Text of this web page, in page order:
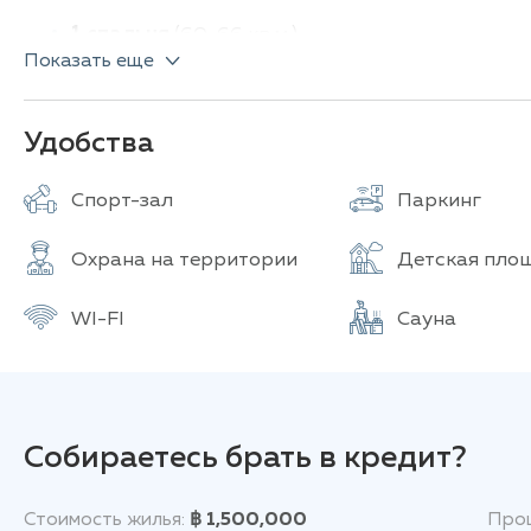
2 спальни(70-112 кв.м.)
джакузи, сауна и парная для расслабления,
видеонаблюдением — всё продумано до мелочей
Удачное местоположение обеспечивает
к разнообразной городской инфраструктуре. В
ее оживленной ночной жизнью. Кроме того, в
Показать еще
Удобства
Спорт-зал Паркинг
Охрана на территории Детская
WI-FI Сауна
Собираетесь брать в кредит?
Стоимость жилья: ฿ 1,500,000